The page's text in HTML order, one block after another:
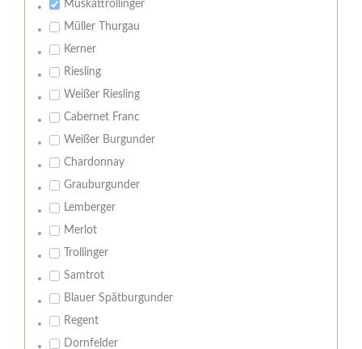
Muskattrollinger
Müller Thurgau
Kerner
Riesling
Weißer Riesling
Cabernet Franc
Weißer Burgunder
Chardonnay
Grauburgunder
Lemberger
Merlot
Trollinger
Samtrot
Blauer Spätburgunder
Regent
Dornfelder